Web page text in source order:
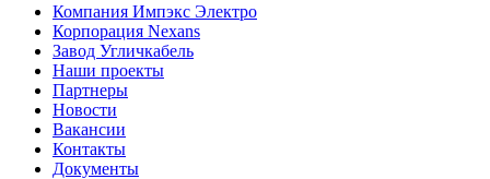
Компания Импэкс Электро
Корпорация Nexans
Завод Угличкабель
Наши проекты
Партнеры
Новости
Вакансии
Контакты
Документы